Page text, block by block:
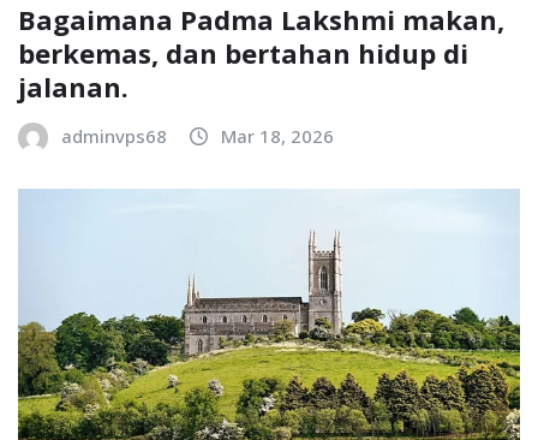
Bagaimana Padma Lakshmi makan,
berkemas, dan bertahan hidup di
jalanan.
adminvps68 Mar 18, 2026